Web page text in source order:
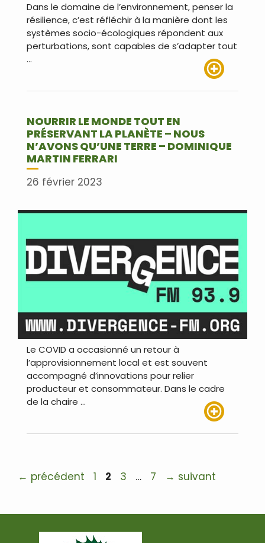
Dans le domaine de l’environnement, penser la
résilience, c’est réfléchir à la manière dont les
systèmes socio-écologiques répondent aux
perturbations, sont capables de s’adapter tout
…
NOURRIR LE MONDE TOUT EN
PRÉSERVANT LA PLANÈTE – NOUS
N’AVONS QU’UNE TERRE – DOMINIQUE
MARTIN FERRARI
26 février 2023
Le COVID a occasionné un retour à
l’approvisionnement local et est souvent
accompagné d’innovations pour relier
producteur et consommateur. Dans le cadre
de la chaire …
Navigation
← précédent Page
1 Page
2 Page
3 … Page
7 → suivant